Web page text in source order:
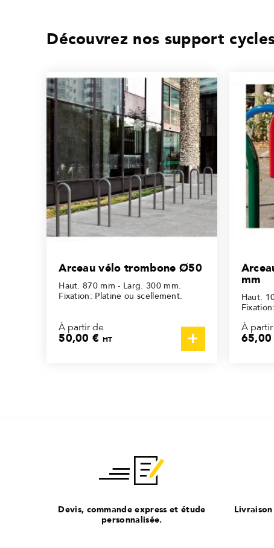
Découvrez nos support
Arceau vélo trombone Ø50
Haut. 870 mm - Larg. 300 mm.
Fixation: Platine ou scellement.
À partir de
50,00 € HT
mm
Haut.
À
Devis, commande express et étude
personnalisée.